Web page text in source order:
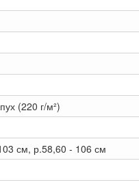
(220 г/м²)
см, р.58,60 - 106 см